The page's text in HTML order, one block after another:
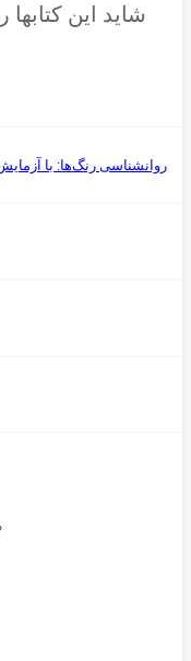
شاید این
روانشناسی رنگ‌ها: با